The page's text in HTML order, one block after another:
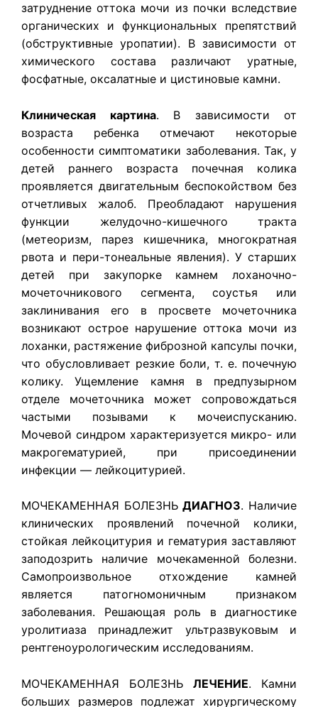
затруднение оттока мочи из почки вследствие
органических и функциональных препятствий
(обструктивные уропатии). В зависимости от
химического состава различают уратные,
фосфатные, оксалатные и цистиновые камни.
Клиническая картина. В зависимости от
возраста ребенка отмечают некоторые
особенности симптоматики заболевания. Так, у
детей раннего возраста почечная колика
проявляется двигательным беспокойством без
отчетливых жалоб. Преобладают нарушения
функции желудочно-кишечного тракта
(метеоризм, парез кишечника, многократная
рвота и пери-тонеальные явления). У старших
детей при закупорке камнем лоханочно-
мочеточникового сегмента, соустья или
заклинивания его в просвете мочеточника
возникают острое нарушение оттока мочи из
лоханки, растяжение фиброзной капсулы почки,
что обусловливает резкие боли, т. е. почечную
колику. Ущемление камня в предпузырном
отделе мочеточника может сопровождаться
частыми позывами к мочеиспусканию.
Мочевой синдром характеризуется микро- или
макрогематурией, при присоединении
инфекции — лейкоцитурией.
МОЧЕКАМЕННАЯ БОЛЕЗНЬДИАГНОЗ. Наличие
клинических проявлений почечной колики,
стойкая лейкоцитурия и гематурия заставляют
заподозрить наличие мочекаменной болезни.
Самопроизвольное отхождение камней
является патогномоничным признаком
заболевания. Решающая роль в диагностике
уролитиаза принадлежит ультразвуковым и
рентгеноурологическим исследованиям.
МОЧЕКАМЕННАЯ БОЛЕЗНЬ ЛЕЧЕНИЕ. Камни
больших размеров подлежат хирургическому